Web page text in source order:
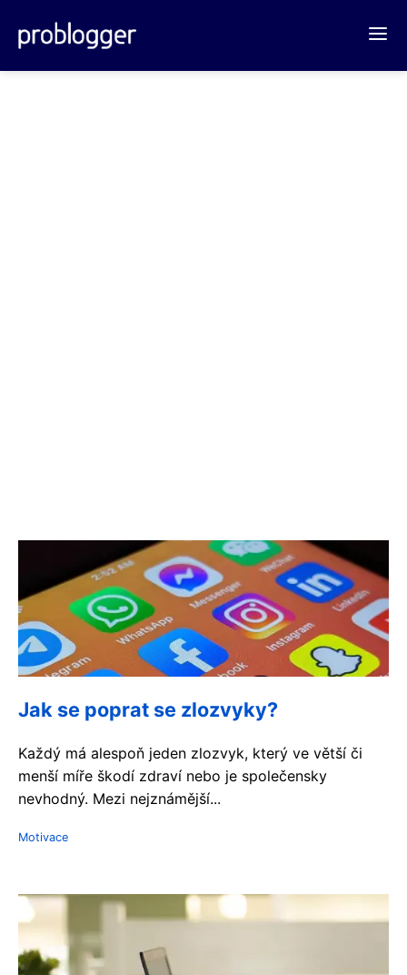
Jak se poprat se zlozvyky?
Každý má alespoň jeden zlozvyk, který ve větší či
menší míře škodí zdraví nebo je společensky
nevhodný. Mezi nejznámější...
Motivace